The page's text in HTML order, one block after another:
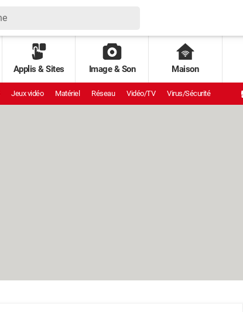
Applis & Sites Image & Son Maison
Jeux vidéo Matériel Réseau Vidéo/TV Virus/Sécurité